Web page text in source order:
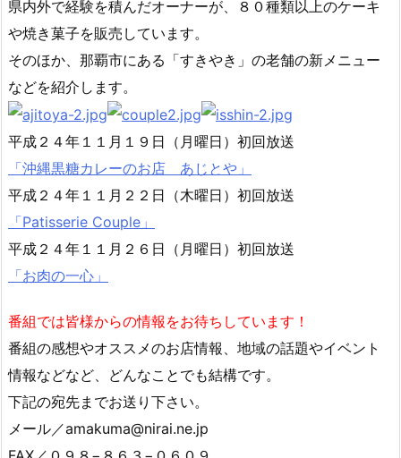
県内外で経験を積んだオーナーが、８０種類以上のケーキ
や焼き菓子を販売しています。
そのほか、那覇市にある「すきやき」の老舗の新メニュー
などを紹介します。
平成２４年１１月１９日（月曜日）初回放送
「沖縄黒糖カレーのお店 あじとや」
平成２４年１１月２２日（木曜日）初回放送
「Patisserie Couple」
平成２４年１１月２６日（月曜日）初回放送
「お肉の一心」
番組では皆様からの情報をお待ちしています！
番組の感想やオススメのお店情報、地域の話題やイベント
情報などなど、どんなことでも結構です。
下記の宛先までお送り下さい。
メール／amakuma@nirai.ne.jp